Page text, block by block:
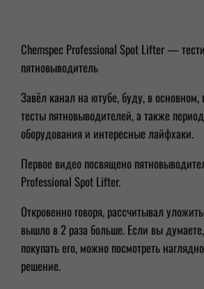
Chemspec Professional Spot Lifter —
пятновыводитель
Завёл канал на ютубе, буду, в
тесты пятновыводителей, а также
оборудования и интересные лайфхаки.
Первое видео посвящено
Professional Spot Lifter.
Откровенно говоря, рассчитывал
вышло в 2 раза больше. Если вы
покупать его, можно посмотреть
решение.